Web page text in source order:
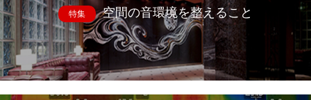
特集 空間の音環境を整えること